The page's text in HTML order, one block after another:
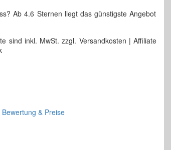
Ab 4.6 Sternen liegt das günstigste Angebot
sind inkl. MwSt. zzgl. Versandkosten | Affiliate
& Preise